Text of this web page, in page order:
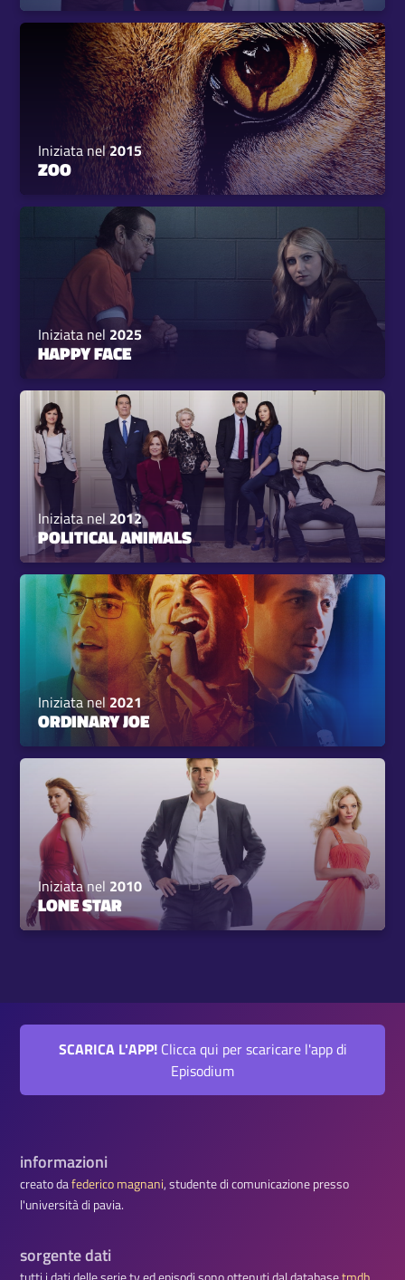
Iniziata nel2015
ZOO
Iniziata nel 2025
HAPPY FACE
Iniziata nel 2012
POLITICAL ANIMALS
Iniziata nel 2021
ORDINARY JOE
Iniziata nel 2010
LONE STAR
SCARICA L'APP!Clicca qui per scaricare l'app di
Episodium
informazioni
creato dafederico magnani, studente di comunicazione presso
l'università di pavia.
sorgente dati